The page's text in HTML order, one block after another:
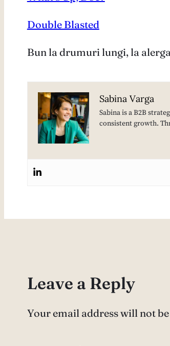
Double Blasted
Bun la drumuri lungi, la
Sabina Varga
Sabina is a B2B
consistent growth.
Leave a Reply
Your email address will not